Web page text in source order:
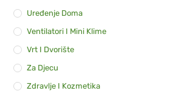
Uređenje Doma
Ventilatori I Mini Klime
Vrt I Dvorište
Za Djecu
Zdravlje I Kozmetika